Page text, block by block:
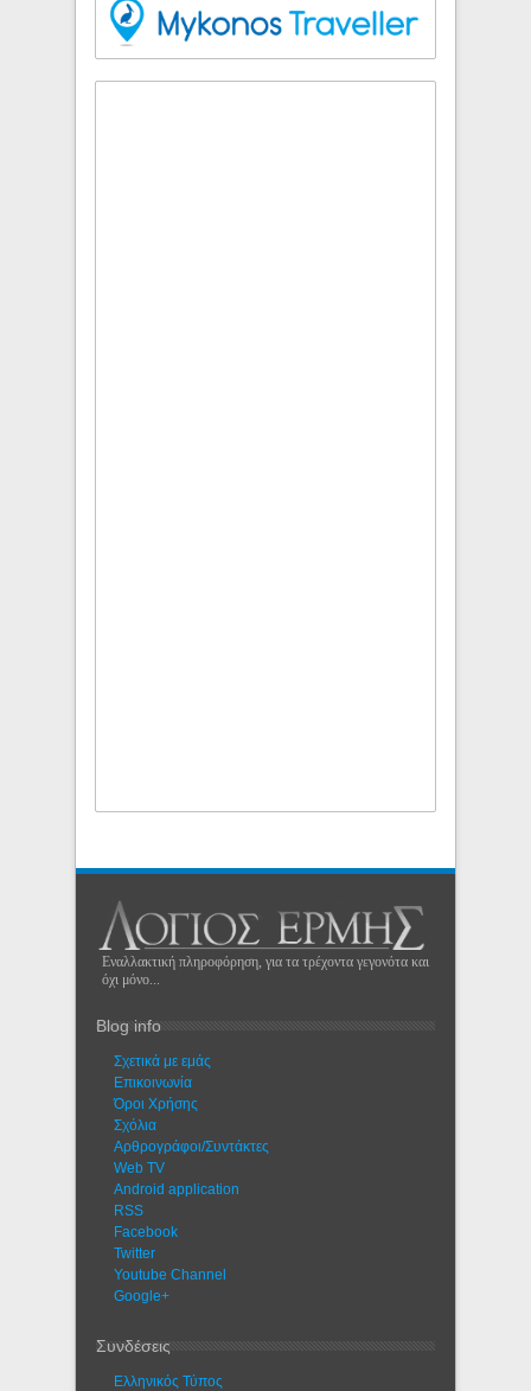
Εναλλακτική πληροφόρηση, για τα τρέχοντα γεγονότα και
όχι μόνο...
Blog info
Σχετικά με εμάς
Eπικοινωνία
Όροι Χρήσης
Σχόλια
Αρθρογράφοι/Συντάκτες
Web TV
Android application
RSS
Facebook
Twitter
Youtube Channel
Google+
Συνδέσεις
Ελληνικός Τύπος